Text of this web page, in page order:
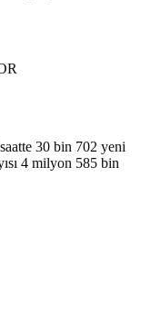
30 bin 702 yeni
4 milyon 585 bin